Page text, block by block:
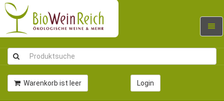
Warenkorb ist leer Login